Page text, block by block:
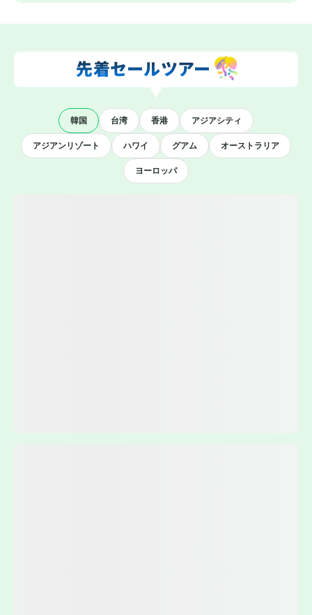
先着セールツアー
韓国 台湾 香港 アジアシティ
アジアンリゾート ハワイ グアム オーストラリア
ヨーロッパ